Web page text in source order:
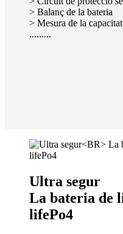
> Balanç de la bateria
> Mesura de la
.........
Ultra segur
La bateria de
lifePo4